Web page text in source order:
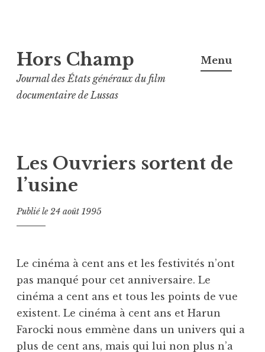
au
contenu
principal
Hors Champ
Journal des États généraux du film
documentaire de Lussas
Menu
Les Ouvriers sortent de
l’usine
Publié le24 août 1995
Le cinéma à cent ans et les festivités n’ont
pas manqué pour cet anniversaire. Le
cinéma a cent ans et tous les points de vue
existent. Le cinéma à cent ans et Harun
Farocki nous emmène dans un univers qui a
plus de cent ans, mais qui lui non plus n’a